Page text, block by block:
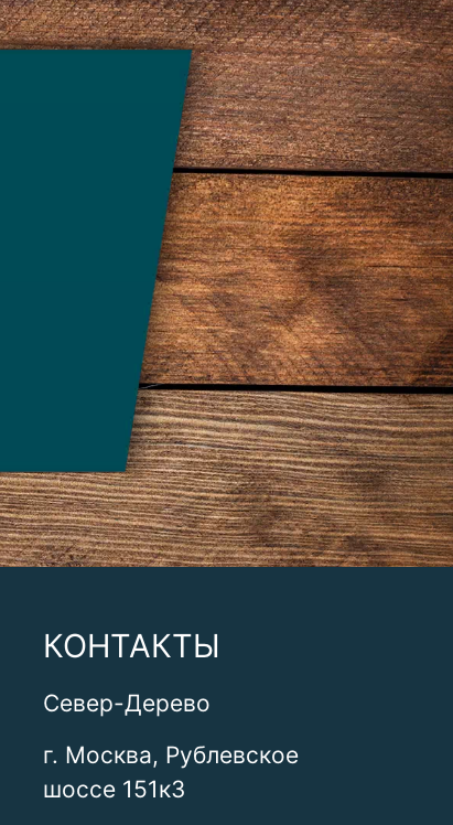
КОНТАКТЫ
Север-Дерево
г. Москва, Рублевское
шоссе 151к3